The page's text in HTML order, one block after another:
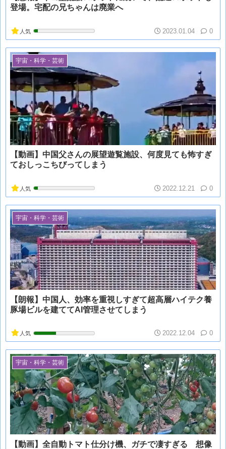
登場。宅配の兄ちゃんは廃業へ
人気 2023.01.04 0
宇宙・科学・芸術
【動画】中国父さんの展望遊覧施設、何度見ても怖すぎ
ておしっこちびってしまう
人気 2022.12.21 0
宇宙・科学・芸術
【朗報】中国人、効率を重視しすぎて超高層ハイテク養
豚場ビルを建ててAI管理させてしまう
人気 2022.12.04 0
宇宙・科学・芸術
【動画】全自動トマト仕分け機、ガチで凄すぎる 想像